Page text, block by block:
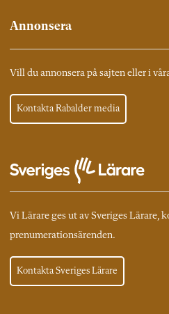
Annonsera
Vill du annonsera på sajten eller i
Kontakta Rabalder media
Vi Lärare ges ut av Sveriges Lärare,
prenumerationsärenden.
Kontakta Sveriges Lärare